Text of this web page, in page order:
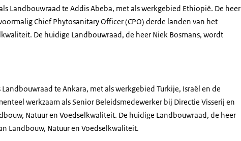
Landbouwraad te Addis Abeba, met als werkgebied Ethiopië. De heer
Chief Phytosanitary Officer (CPO) derde landen van het
De huidige Landbouwraad, de heer Niek Bosmans, wordt
te Ankara, met als werkgebied Turkije, Israël en de
werkzaam als Senior Beleidsmedewerker bij Directie Visserij en
Natuur en Voedselkwaliteit. De huidige Landbouwraad, de heer
Landbouw, Natuur en Voedselkwaliteit.